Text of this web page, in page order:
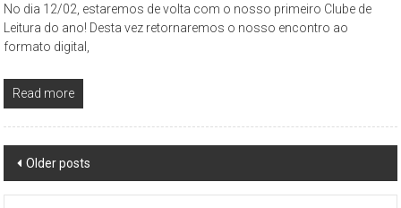
No dia 12/02, estaremos de volta com o nosso primeiro Clube de
Leitura do ano! Desta vez retornaremos o nosso encontro ao
formato digital,
Read more
Posts
navigation
Older posts